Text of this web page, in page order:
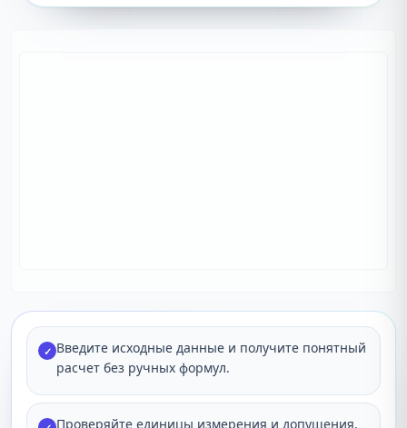
✓ Введите исходные данные и получите понятный
расчет без ручных формул.
Проверяйте единицы измерения и допущения,